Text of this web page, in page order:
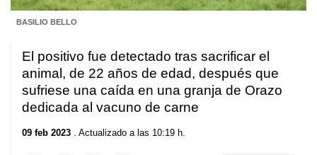
BASILIO BELLO
El positivo fue detectado tras sacrificar el
animal, de 22 años de edad, después que
sufriese una caída en una granja de Orazo
dedicada al vacuno de carne
09 feb 2023 . Actualizado a las 10:19 h.